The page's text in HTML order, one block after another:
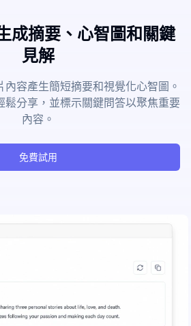
成摘要、心智圖和關鍵
見解
內容產生簡短摘要和視覺化心智圖。
鬆分享，並標示關鍵問答以聚焦重要
內容。
免費試用